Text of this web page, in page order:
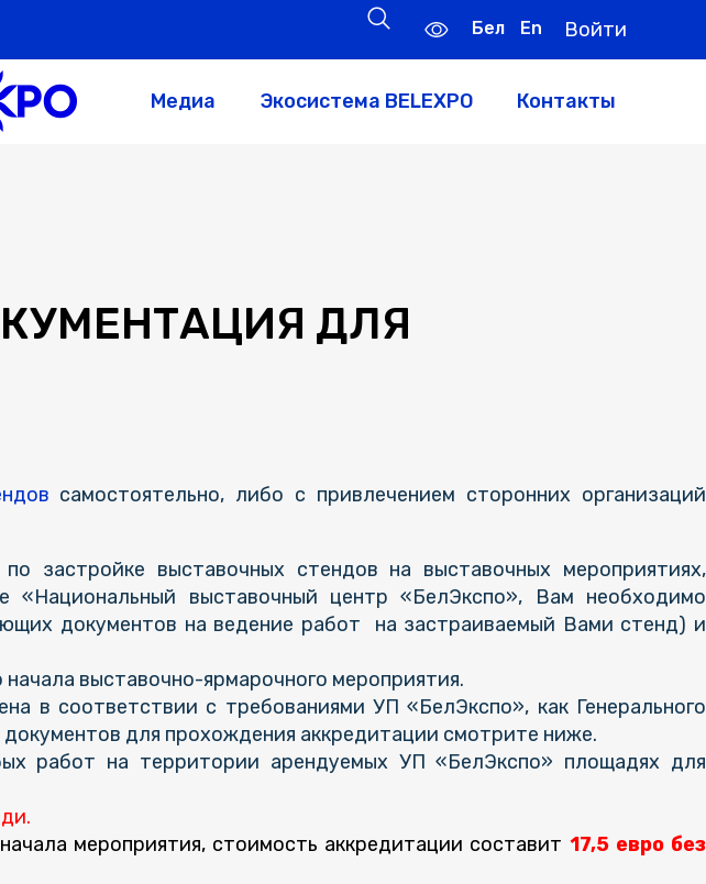
Бел En Войти
Медиа Экосистема BELEXPO Контакты
ДЛЯ
самостоятельно, либо с привлечением сторонних организаций
выставочных стендов на выставочных мероприятиях,
«Национальный выставочный центр «БелЭкспо», Вам необходимо
документов на ведение работ на застраиваемый Вами стенд) и
начала выставочно-ярмарочного мероприятия.
в соответствии с требованиями УП «БелЭкспо», как Генерального
для прохождения аккредитации смотрите ниже.
работ на территории арендуемых УП «БелЭкспо» площадях для
мероприятия, стоимость аккредитации составит 17,5 евро без